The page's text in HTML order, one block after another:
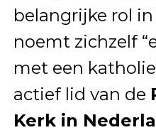
belangrijke rol
noemt zichzelf
met een
actief lid van de
Kerk in